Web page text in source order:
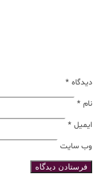
دیدگاه *
نام *
ایمیل *
وب‌ سایت